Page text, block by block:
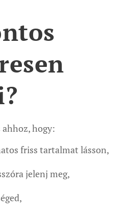
ahhoz, hogy:
friss tartalmat lásson,
jelenj meg,